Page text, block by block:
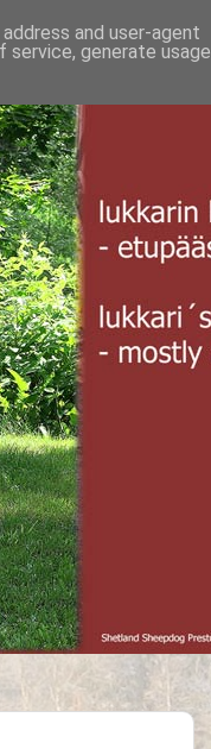
and user-agent
service, generate usage